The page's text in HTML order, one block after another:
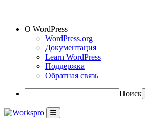
О WordPress
WordPress.org
Документация
Learn WordPress
Поддержка
Обратная связь
Поиск